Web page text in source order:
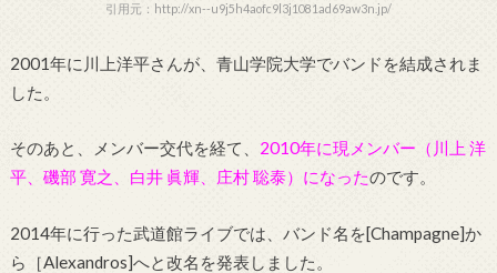
引用元：http://xn--u9j5h4aofc9l3j1081ad69aw3n.jp/
2001年に川上洋平さんが、青山学院大学でバンドを結成されま
した。
そのあと、メンバー交代を経て、 2010年に現メンバー（川上 洋
平、磯部 寛之、白井 眞輝、庄村 聡泰）になったのです。
2014年に行った武道館ライブでは、バンド名を[Champagne]か
ら［Alexandros]へと改名を発表しました。